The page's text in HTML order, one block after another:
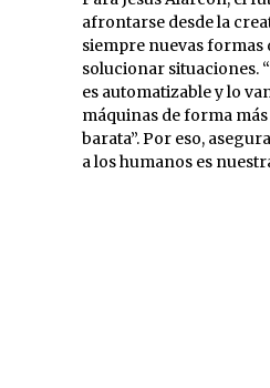
afrontarse desde la
siempre nuevas formas
solucionar situaciones.
es automatizable y lo
máquinas de forma
barata”. Por eso,
a los humanos es